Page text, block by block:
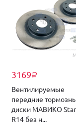
3169₽
Вентилируемые
передние
диски МАВИКО
R14 без н...